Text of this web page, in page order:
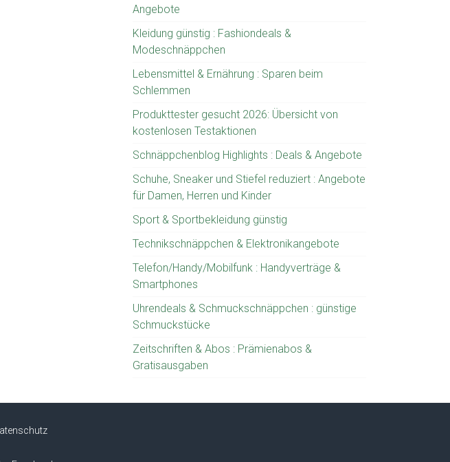
Angebote
Kleidung günstig : Fashiondeals &
Modeschnäppchen
Lebensmittel & Ernährung : Sparen beim
Schlemmen
Produkttester gesucht 2026: Übersicht von
kostenlosen Testaktionen
Schnäppchenblog Highlights : Deals & Angebote
Schuhe, Sneaker und Stiefel reduziert : Angebote
für Damen, Herren und Kinder
Sport & Sportbekleidung günstig
Technikschnäppchen & Elektronikangebote
Telefon/Handy/Mobilfunk : Handyverträge &
Smartphones
Uhrendeals & Schmuckschnäppchen : günstige
Schmuckstücke
Zeitschriften & Abos : Prämienabos &
Gratisausgaben